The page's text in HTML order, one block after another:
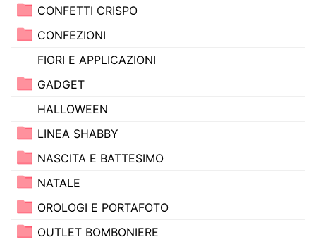
CONFETTI CRISPO
CONFEZIONI
FIORI E APPLICAZIONI
GADGET
HALLOWEEN
LINEA SHABBY
NASCITA E BATTESIMO
NATALE
OROLOGI E PORTAFOTO
OUTLET BOMBONIERE